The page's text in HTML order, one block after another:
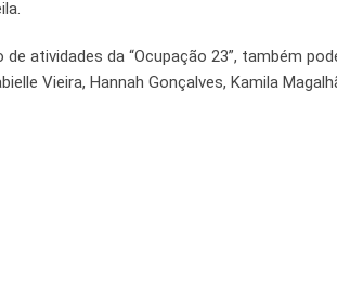
atividades da “Ocupação 23”, também
Vieira, Hannah Gonçalves, Kamila